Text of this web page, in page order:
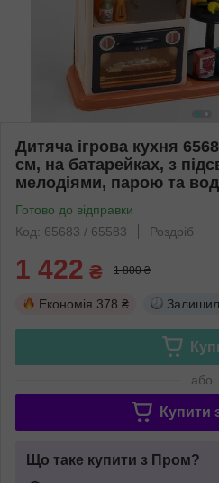
Дитяча ігрова кухня
см, на батарейках, з
мелодіями, парою та
Готово до відправки
Код: 65683 / 65583
Роздріб
1 422 ₴ 1 800 ₴
Економія 378 ₴
або
Купити
Що таке купити з Пром?